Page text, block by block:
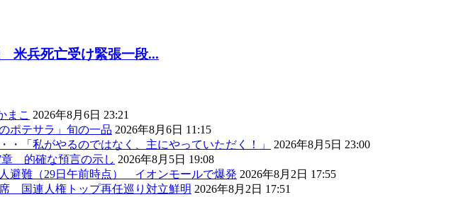
米兵死亡受け緊張一段...
まこ 2026年8月6日 23:21
ポテサラ」旬の一品 2026年8月6日 11:15
「私がやるのではなく、主にやっていただく！」
2026年8月5日 23:00
章 的確な預言の示し 2026年8月5日 19:08
避難（29日午前時点） イオンモールで爆発 2026年8月2日 17:55
国連人権トップ再任巡り対立鮮明 2026年8月2日 17:51